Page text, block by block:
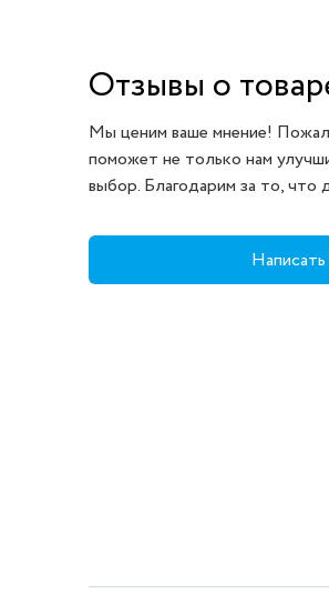
Отзывы о
Мы ценим ваше мнение!
поможет не только нам
выбор. Благодарим за то, что